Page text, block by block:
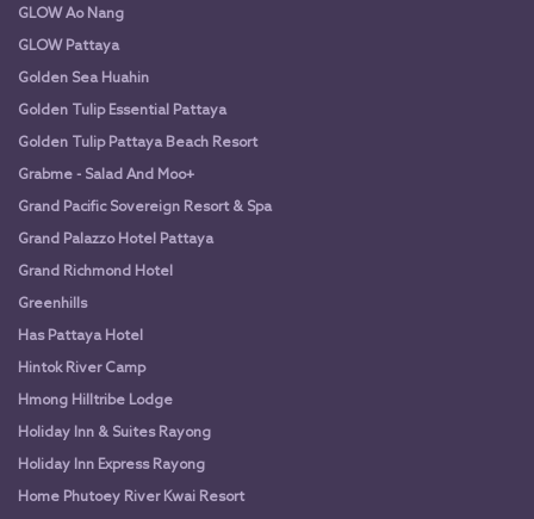
GLOW Ao Nang
GLOW Pattaya
Golden Sea Huahin
Golden Tulip Essential Pattaya
Golden Tulip Pattaya Beach Resort
Grabme - Salad And Moo+
Grand Pacific Sovereign Resort & Spa
Grand Palazzo Hotel Pattaya
Grand Richmond Hotel
Greenhills
Has Pattaya Hotel
Hintok River Camp
Hmong Hilltribe Lodge
Holiday Inn & Suites Rayong
Holiday Inn Express Rayong
Home Phutoey River Kwai Resort